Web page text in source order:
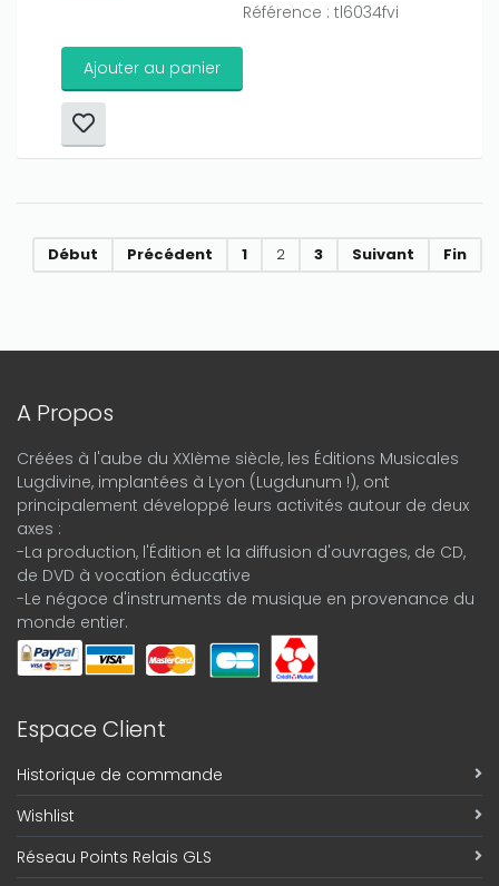
Référence : tl6034fvi
Ajouter au panier
Début Précédent 1 2 3 Suivant Fin
A Propos
Créées à l'aube du XXIème siècle, les Éditions Musicales
Lugdivine, implantées à Lyon (Lugdunum !), ont
principalement développé leurs activités autour de deux
axes :
-La production, l'Édition et la diffusion d'ouvrages, de CD,
de DVD à vocation éducative
-Le négoce d'instruments de musique en provenance du
monde entier.
Espace Client
Historique de commande
Wishlist
Réseau Points Relais GLS